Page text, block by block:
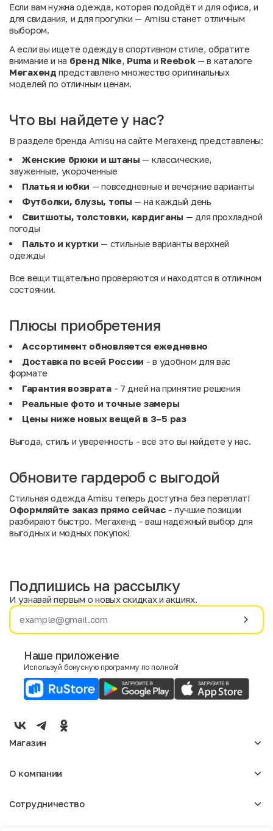
Если вам нужна одежда, которая подойдёт и для офиса, и
для свидания, и для прогулки — Amisu станет отличным
выбором.
А если вы ищете одежду в спортивном стиле, обратите
внимание и на бренд Nike, Puma и Reebok— в каталоге
Мегахенд представлено множество оригинальных
моделей по отличным ценам.
Что вы найдете у нас?
В разделе бренда Amisu на сайте Мегахенд представлены:
Женские брюки и штаны — классические,
зауженные, укороченные
Платья и юбки — повседневные и вечерние варианты
Футболки, блузы, топы — на каждый день
Свитшоты, толстовки, кардиганы — для прохладной
погоды
Пальто и куртки — стильные варианты верхней
одежды
Все вещи тщательно проверяются и находятся в отличном
состоянии.
Плюсы приобретения
Ассортимент обновляется ежедневно
Доставка по всей России - в удобном для вас
формате
Гарантия возврата- 7 дней на принятие решения
Реальные фото и точные замеры
Цены ниже новых вещей в 3–5 раз
Выгода, стиль и уверенность - всё это вы найдете у нас.
Обновите гардероб с выгодой
Стильная одежда Amisu теперь доступна без переплат!
Оформляйте заказ прямо сейчас - лучшие позиции
разбирают быстро. Мегахенд - ваш надёжный выбор для
выгодных и модных покупок!
Имя
E-mail
Мужской
Подпишись на рассылку
И узнавай первым о новых скидках и акциях.
Наше приложение
Используй бонусную программу по полной!
Магазин
Мужское
О компании
Отзывы
Сотрудничество